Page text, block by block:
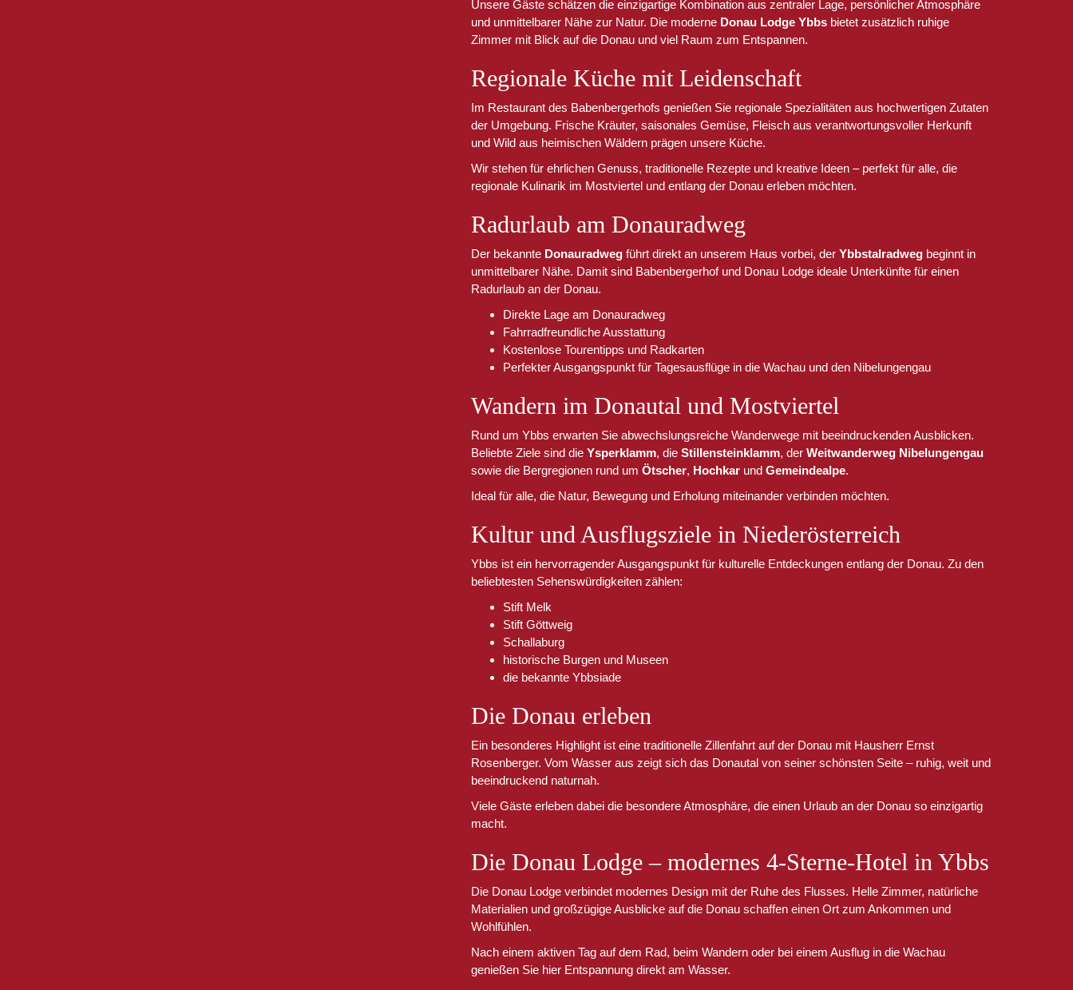
Unsere Gäste schätzen die einzigartige Kombination aus zentraler Lage, persönlicher Atmosphäre
und unmittelbarer Nähe zur Natur. Die moderne Donau Lodge Ybbsbietet zusätzlich ruhige
Zimmer mit Blick auf die Donau und viel Raum zum Entspannen.
Regionale Küche mit Leidenschaft
Im Restaurant des Babenbergerhofs genießen Sie regionale Spezialitäten aus hochwertigen Zutaten
der Umgebung. Frische Kräuter, saisonales Gemüse, Fleisch aus verantwortungsvoller Herkunft
und Wild aus heimischen Wäldern prägen unsere Küche.
Wir stehen für ehrlichen Genuss, traditionelle Rezepte und kreative Ideen – perfekt für alle, die
regionale Kulinarik im Mostviertel und entlang der Donau erleben möchten.
Radurlaub am Donauradweg
Der bekannte Donauradwegführt direkt an unserem Haus vorbei, der Ybbstalradwegbeginnt in
unmittelbarer Nähe. Damit sind Babenbergerhof und Donau Lodge ideale Unterkünfte für einen
Radurlaub an der Donau.
Direkte Lage am Donauradweg
Fahrradfreundliche Ausstattung
Kostenlose Tourentipps und Radkarten
Perfekter Ausgangspunkt für Tagesausflüge in die Wachau und den Nibelungengau
Wandern im Donautal und Mostviertel
Rund um Ybbs erwarten Sie abwechslungsreiche Wanderwege mit beeindruckenden Ausblicken.
Beliebte Ziele sind die Ysperklamm, die Stillensteinklamm, der Weitwanderweg Nibelungengau
sowie die Bergregionen rund um Ötscher, Hochkarund Gemeindealpe.
Ideal für alle, die Natur, Bewegung und Erholung miteinander verbinden möchten.
Kultur und Ausflugsziele in Niederösterreich
Ybbs ist ein hervorragender Ausgangspunkt für kulturelle Entdeckungen entlang der Donau. Zu den
beliebtesten Sehenswürdigkeiten zählen:
Stift Melk
Stift Göttweig
Schallaburg
historische Burgen und Museen
die bekannte Ybbsiade
Die Donau erleben
Ein besonderes Highlight ist eine traditionelle Zillenfahrt auf der Donau mit Hausherr Ernst
Rosenberger. Vom Wasser aus zeigt sich das Donautal von seiner schönsten Seite – ruhig, weit und
beeindruckend naturnah.
Viele Gäste erleben dabei die besondere Atmosphäre, die einen Urlaub an der Donau so einzigartig
macht.
Die Donau Lodge – modernes 4-Sterne-Hotel in Ybbs
Die Donau Lodge verbindet modernes Design mit der Ruhe des Flusses. Helle Zimmer, natürliche
Materialien und großzügige Ausblicke auf die Donau schaffen einen Ort zum Ankommen und
Wohlfühlen.
Nach einem aktiven Tag auf dem Rad, beim Wandern oder bei einem Ausflug in die Wachau
genießen Sie hier Entspannung direkt am Wasser.